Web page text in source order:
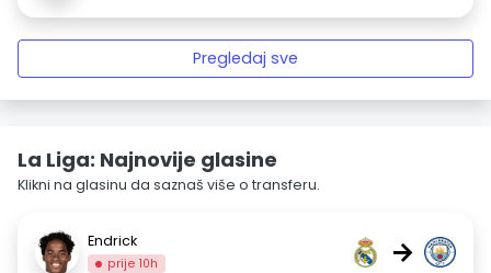
Pregledaj sve
La Liga: Najnovije glasine
Klikni na glasinu da saznaš više o transferu.
Endrick
prije 10h →